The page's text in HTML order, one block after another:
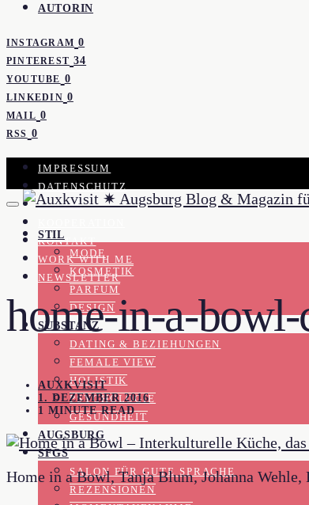
AUTORIN
INSTAGRAM 0
PINTEREST 34
YOUTUBE 0
LINKEDIN 0
MAIL 0
RSS 0
IMPRESSUM
DATENSCHUTZ
PRESSE
KONTAKT
WORK WITH ME
NEWSLETTER
STIL
MODE
KOSMETIK
PARFUM
DESIGN
SUBSTANZ
DATING & BEZIEHUNGEN
FEMALE VIEW
HOLISTIK
PSYCHOLOGIE
GESUNDHEIT
AUGSBURG
SFGS
SALON FÜR GUTE SPRACHE
REZENSIONEN
home-in-a-
AUXKVISIT
1. DEZEMBER 2016
1 MINUTE READ
Home in a Bowl, Tanja Blum, Johanna